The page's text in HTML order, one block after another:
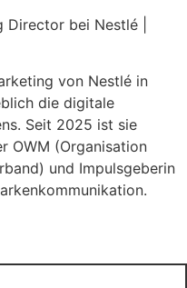
bei Nestlé |
von Nestlé in
die digitale
Seit 2025 ist sie
OWM (Organisation
und Impulsgeberin